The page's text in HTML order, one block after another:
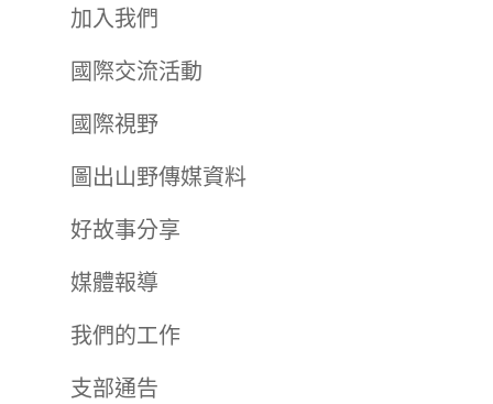
加入我們
國際交流活動
國際視野
圖出山野傳媒資料
好故事分享
媒體報導
我們的工作
支部通告